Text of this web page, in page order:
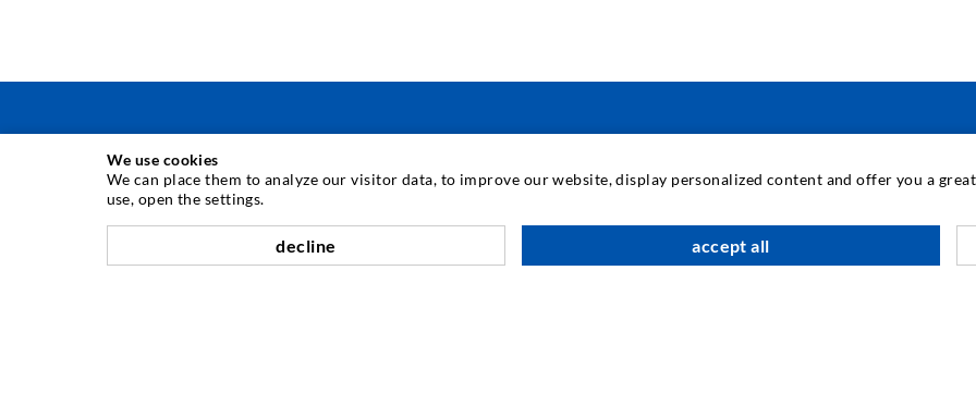
TÉCNICA DE INJECÇÃO
Injecção de fissuras
Impermeabilização horizontal
TECNOLOGIA INDUSTRIAL
We use cookies
We can place them to analyze our visitor data, to improve our website, display personalized content and offer you a
use, open the settings.
decline accept all